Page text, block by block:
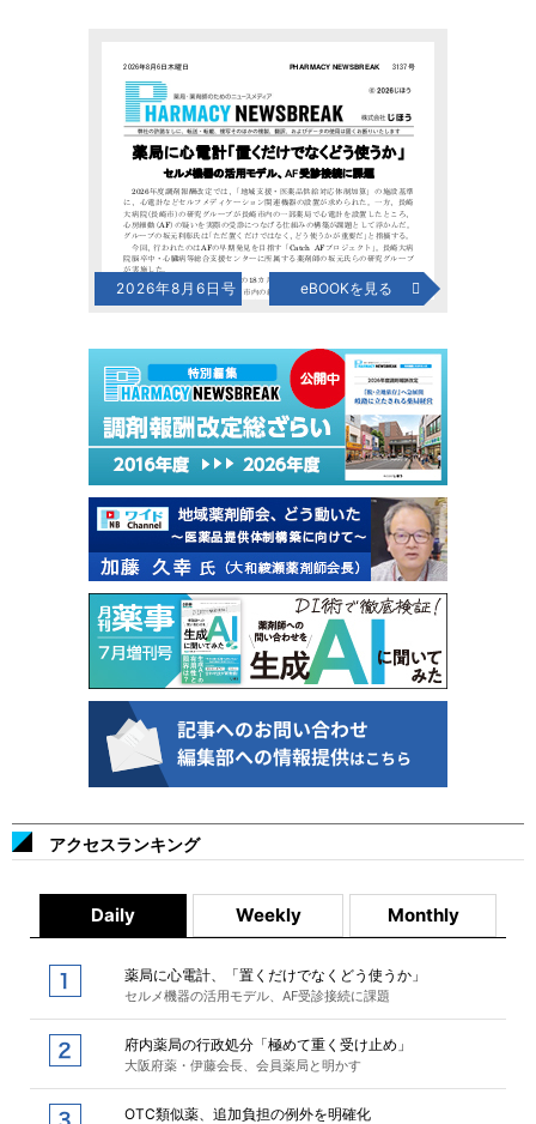
2026年8月6日号 eBOOKを見る
アクセスランキング
Daily Weekly Monthly
薬局に心電計、「置くだけでなくどう使うか」
セルメ機器の活用モデル、AF受診接続に課題
府内薬局の行政処分「極めて重く受け止め」
大阪府薬・伊藤会長、会員薬局と明かす
OTC類似薬、追加負担の例外を明確化